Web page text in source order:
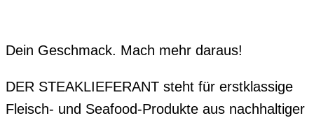
Dein Geschmack. Mach mehr daraus!
DER STEAKLIEFERANT steht für erstklassige
Fleisch- und Seafood-Produkte aus nachhaltiger